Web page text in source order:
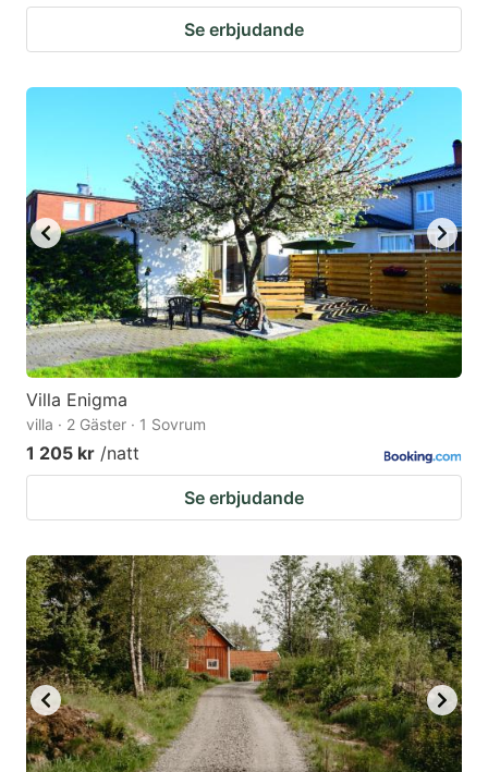
Se erbjudande
Villa Enigma
villa · 2 Gäster · 1 Sovrum
1 205 kr /natt
Se erbjudande